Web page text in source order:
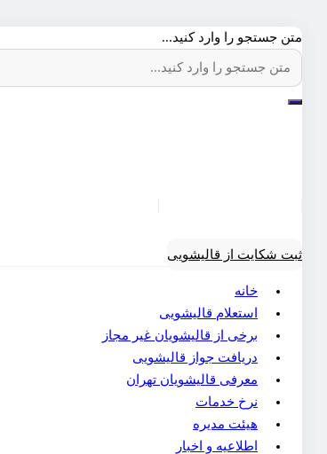
متن جستجو را وارد کنید...
ثبت شکایت از قالیشویی
خانه
استعلام قالیشویی
برخی از قالیشویان غیر مجاز
دریافت جواز قالیشویی
معرفی قالیشویان تهران
نرخ خدمات
هیئت مدیره
اطلاعیه و اخبار